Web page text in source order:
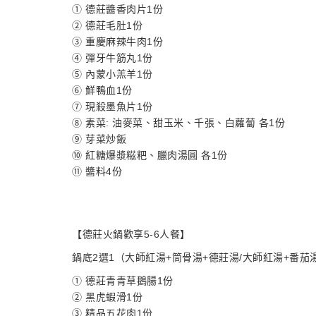
① 德莊醬香肉片1份
② 德莊毛肚1份
③ 重慶麻辣牛肉1份
④ 彈牙牛筋丸1份
⑤ 內蒙小羔羊1份
⑥ 鮮鴨血1份
⑦ 現殺墨魚片1份
⑧ 素菜: 油麥菜、甜玉米、千張、白蘿蔔 各1份
⑨ 芽菜炒飯
⑩ 紅糖爆漿糍粑、臘肉湯圓 各1份
⑪ 醬料4份
【德莊火鍋歡享5-6人餐】
鍋底2選1（大師紅湯+筒骨湯+德莊湯/大師紅湯+番茄
① 德莊青青草鵝腸1份
② 黑虎蝦滑1份
③ 精品五花肉1份